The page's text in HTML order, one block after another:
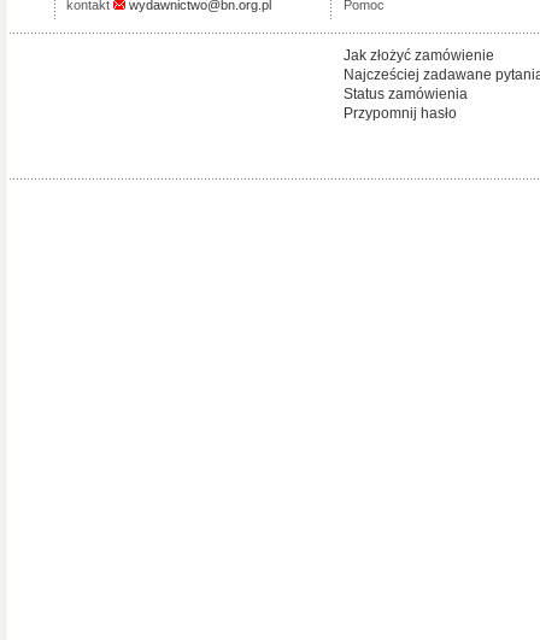
kontakt wydawnictwo@bn.org.pl Pomoc
Jak złożyć zamówienie
Najcześciej zadawane
Status zamówienia
Przypomnij hasło